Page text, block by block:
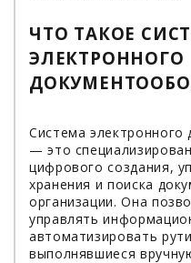
ЧТО ТАКОЕ
ЭЛЕКТРОННОГО
Система
— это
цифрового создания,
хранения и поиска
организации. Она
управлять
автоматизировать
выполнявшиеся